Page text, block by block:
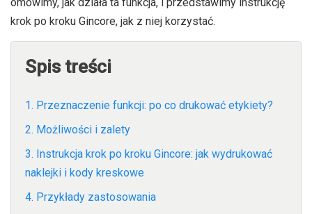
krok po kroku Gincore, jak z niej korzystać.
Spis treści
1. Przeznaczenie funkcji: po co drukować etykiety?
2. Możliwości i zalety
3. Instrukcja krok po kroku Gincore: jak wydrukować
naklejki i kody kreskowe
4. Przykłady zastosowania